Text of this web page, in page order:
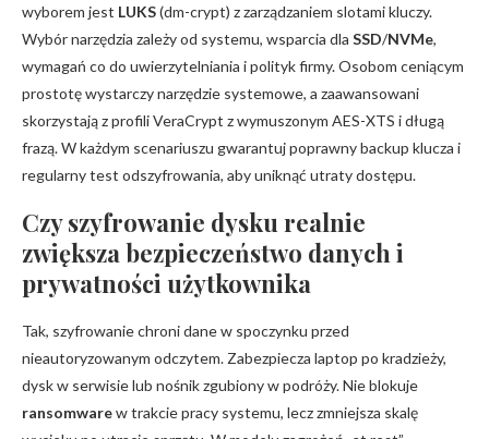
wyborem jest LUKS(dm-crypt) z zarządzaniem slotami kluczy.
Wybór narzędzia zależy od systemu, wsparcia dla SSD/NVMe,
wymagań co do uwierzytelniania i polityk firmy. Osobom ceniącym
prostotę wystarczy narzędzie systemowe, a zaawansowani
skorzystają z profili VeraCrypt z wymuszonym AES-XTS i długą
frazą. W każdym scenariuszu gwarantuj poprawny backup klucza i
regularny test odszyfrowania, aby uniknąć utraty dostępu.
Czy szyfrowanie dysku realnie
zwiększa bezpieczeństwo danych i
prywatności użytkownika
Tak, szyfrowanie chroni dane w spoczynku przed
nieautoryzowanym odczytem. Zabezpiecza laptop po kradzieży,
dysk w serwisie lub nośnik zgubiony w podróży. Nie blokuje
ransomwarew trakcie pracy systemu, lecz zmniejsza skalę